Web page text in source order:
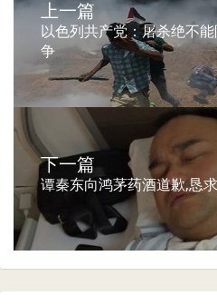
上一篇
以色列共产党：屠杀绝不
争
下一篇
谭秦东向鸿茅药酒道歉,恳